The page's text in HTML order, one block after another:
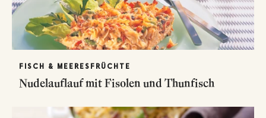
FISCH & MEERESFRÜCHTE
Nudelauflauf mit Fisolen und Thunfisch